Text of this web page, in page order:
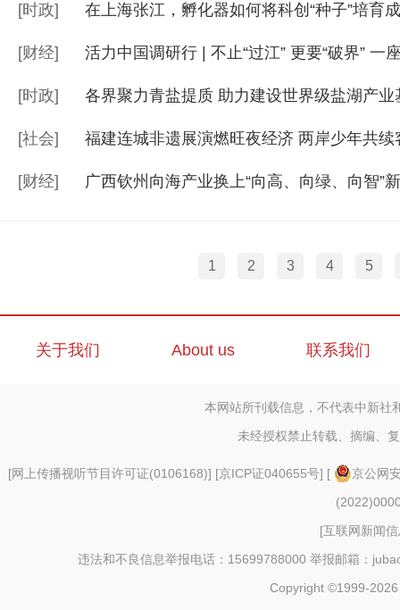
[时政] 在上海张江，孵化器如何将科创“种子”培育
[财经] 活力中国调研行 | 不止“过江” 更要“破界” 一
[时政] 各界聚力青盐提质 助力建设世界级盐湖产业
[社会] 福建连城非遗展演燃旺夜经济 两岸少年共续
[财经] 广西钦州向海产业换上“向高、向绿、向智”
1 2 3 4 5
关于我们 About us 联系我们
本网站所刊载信息，不代表中新社
未经授权禁止转载、摘编、
[网上传播视听节目许可证(0106168)] [京ICP证040655号] [
京公网
[互联网新闻
违法和不良信息举报电话：15699788000 举报邮箱：
Copyright ©1999-